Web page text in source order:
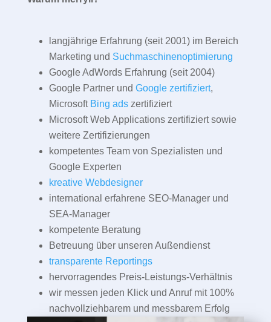
langjährige Erfahrung (seit 2001) im Bereich
Marketing und Suchmaschinenoptimierung
Google AdWords Erfahrung (seit 2004)
Google Partner und Google zertifiziert,
Microsoft Bing adszertifiziert
Microsoft Web Applications zertifiziert sowie
weitere Zertifizierungen
kompetentes Team von Spezialisten und
Google Experten
kreative Webdesigner
international erfahrene SEO-Manager und
SEA-Manager
kompetente Beratung
Betreuung über unseren Außendienst
transparente Reportings
hervorragendes Preis-Leistungs-Verhältnis
wir messen jeden Klick und Anruf mit 100%
nachvollziehbarem und messbarem Erfolg